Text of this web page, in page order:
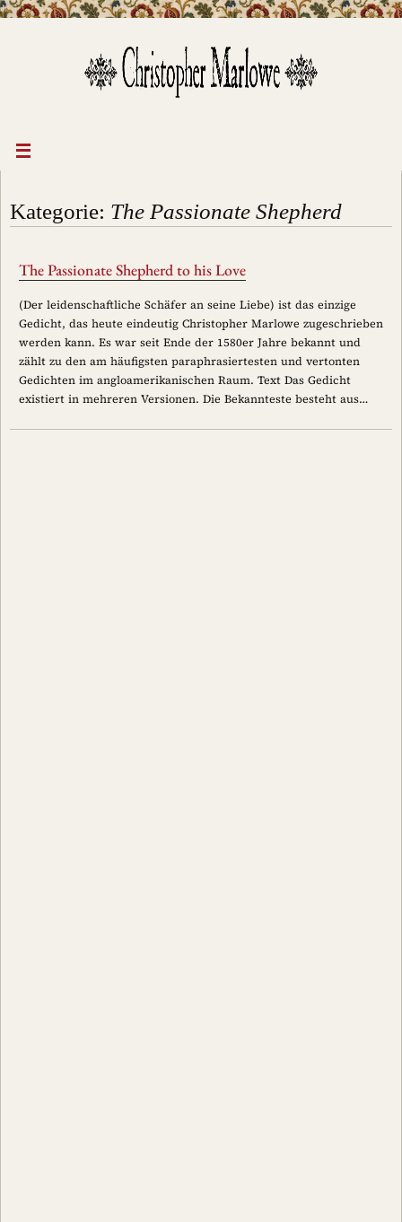
Kategorie: The Passionate Shepherd
The Passionate Shepherd to his Love
(Der leidenschaftliche Schäfer an seine Liebe) ist das einzige
Gedicht, das heute eindeutig Christopher Marlowe zugeschrieben
werden kann. Es war seit Ende der 1580er Jahre bekannt und
zählt zu den am häufigsten paraphrasiertesten und vertonten
Gedichten im angloamerikanischen Raum. Text Das Gedicht
existiert in mehreren Versionen. Die Bekannteste besteht aus…